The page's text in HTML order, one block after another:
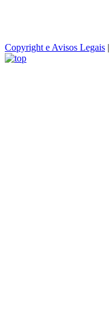
Copyright e Avisos Legais |